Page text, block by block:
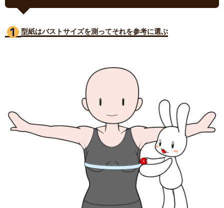
型紙はバストサイズを測ってそれを参考に選ぶ